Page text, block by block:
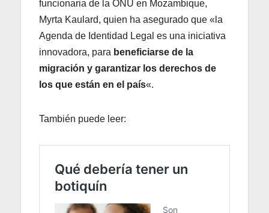
funcionaria de la ONU en Mozambique,
Myrta Kaulard, quien ha asegurado que «la
Agenda de Identidad Legal es una iniciativa
innovadora, para beneficiarse de la
migración y garantizar los derechos de
los que están en el país«.
También puede leer: